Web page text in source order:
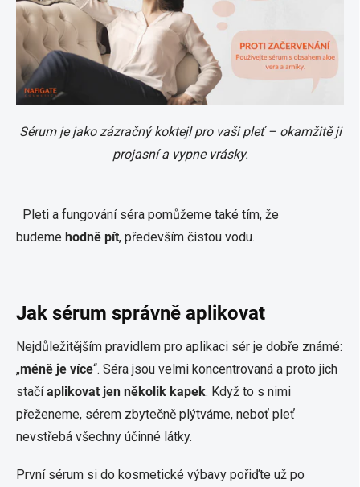
Sérum je jako zázračný koktejl pro vaši pleť – okamžitě ji
projasní a vypne vrásky.
Pleti a fungování séra pomůžeme také tím, že
budeme hodně pít, především čistou vodu.
Jak sérum správně aplikovat
Nejdůležitějším pravidlem pro aplikaci sér je dobře známé:
„méně je více“. Séra jsou velmi koncentrovaná a proto jich
stačíaplikovat jen několik kapek. Když to s nimi
přeženeme, sérem zbytečně plýtváme, neboť pleť
nevstřebá všechny účinné látky.
První sérum si do kosmetické výbavy pořiďte už po